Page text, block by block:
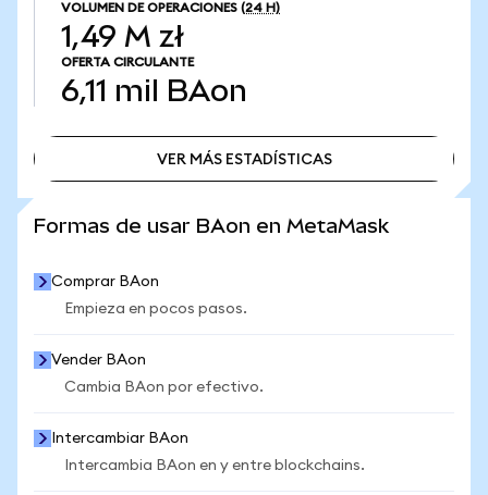
VOLUMEN DE OPERACIONES (24 H)
1,49 M zł
OFERTA CIRCULANTE
6,11 mil BAon
VER MÁS ESTADÍSTICAS
Formas de usar BAon en MetaMask
Comprar BAon
Empieza en pocos pasos.
Vender BAon
Cambia BAon por efectivo.
Intercambiar BAon
Intercambia BAon en y entre blockchains.